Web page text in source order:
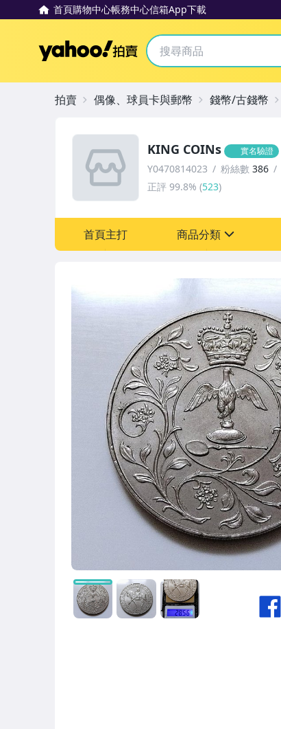
首頁購物中心帳務中心信箱App下載
Yahoo拍賣
KING COINs 實名驗證
Y0470814023 粉絲數 386
正評 99.8% (523)
首頁主打 商品分類
手錶與飾品配件
拍賣 偶像、球員卡與郵幣 錢幣/古錢幣